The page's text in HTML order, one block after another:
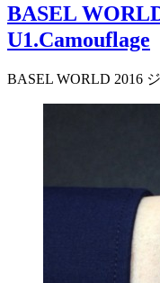
BASEL
U1.Camouflage
BASEL WORLD 2016